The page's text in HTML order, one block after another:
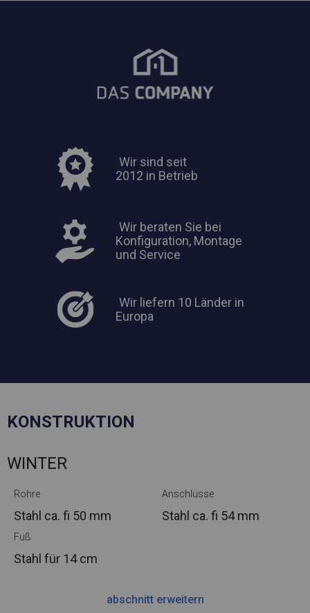
Wir sind seit
2012 in Betrieb
Wir beraten Sie bei
Konfiguration, Montage
und Service
Wir liefern 10 Länder in
Europa
KONSTRUKTION
WINTER
Rohre
Stahl ca. fi 50 mm
Anschlüsse
Stahl ca. fi 54 mm
Fuß
Stahl für 14 cm
abschnitt erweitern